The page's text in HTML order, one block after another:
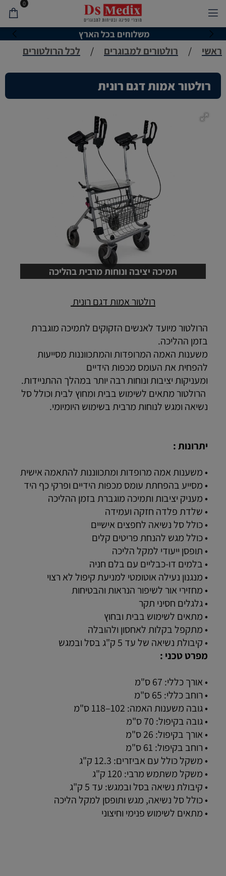
משלוחים בכל הארץ
0
ראשי / רולטורים למבוגרים / לכל הרולטורים
רולטור אמות דגם רונית
תמיכה יציבה ונוחות מרבית בהליכה
רולטור אמות דגם רונית
הרולטור מיועד לאנשים הזקוקים לתמיכה מוגברת
בזמן ההליכה.
משענות האמה המרופדות והמתכווננות מסייעות
להפחית את העומס מכפות הידיים
ומעניקות יציבות ונוחות רבה יותר במהלך ההתניידות.
הרולטור מתאים לשימוש בבית ומחוץ לבית וכולל סל
נשיאה ומגש לנוחות מרבית בשימוש היומיומי.
יתרונות :
• משענות אמה מרופדות ומתכווננות להתאמה אישית
• מסייע בהפחתת עומס מכפות הידיים ופרקי כף היד
• מעניק יציבות ותמיכה מוגברת בזמן ההליכה
• שלדת פלדה חזקה ועמידה
• כולל סל נשיאה לחפצים אישיים
• כולל מגש להנחת פריטים קלים
• תופסן ייעודי למקל הליכה
• בלמים דו-כבליים עם בלם חניה
• מנגנון נעילה אוטומטי למניעת קיפול לא רצוי
• מחזירי אור לשיפור הנראות והבטיחות
• גלגלים חסיני תקר
• מתאים לשימוש בבית ובחוץ
• מתקפל בקלות לאחסון ולהובלה
• קיבולת נשיאה של עד 5 ק"ג בסל ובמגש
מפרט טכני :
• אורך כללי: 67 ס"מ
• רוחב כללי: 65 ס"מ
• גובה משענות האמה: 102–118 ס"מ
• גובה בקיפול: 70 ס"מ
• אורך בקיפול: 26 ס"מ
• רוחב בקיפול: 61 ס"מ
• משקל כולל עם אביזרים: 12.3 ק"ג
• משקל משתמש מרבי: 120 ק"ג
• קיבולת נשיאה בסל ובמגש: עד 5 ק"ג
• כולל סל נשיאה, מגש ותופסן למקל הליכה
• מתאים לשימוש פנימי וחיצוני